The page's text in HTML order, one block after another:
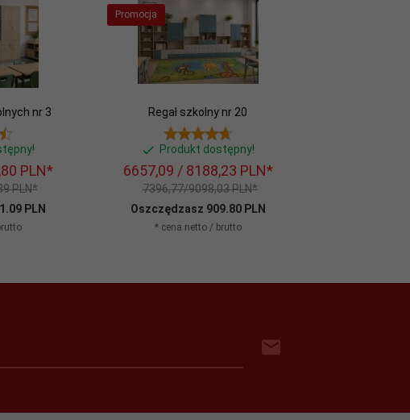
nr 3
PLN*
PLN*
PLN
Promocja
Regał szkolny nr 20
Produkt dostępny!
6657,09 / 8188,23 PLN*
7396,77/9098,03 PLN*
Oszczędzasz 909.80 PLN
* cena netto / brutto